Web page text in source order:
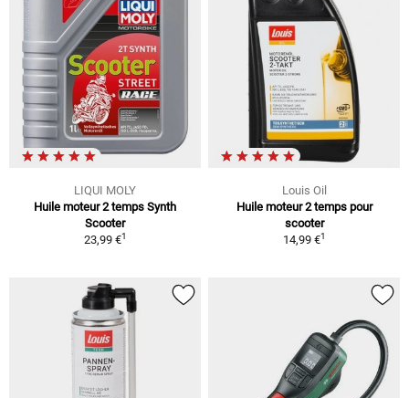
LIQUI MOLY
Huile moteur 2 temps Synth
Scooter
23,99 €1
Louis Oil
Huile moteur 2 temps pour
scooter
14,99 €1